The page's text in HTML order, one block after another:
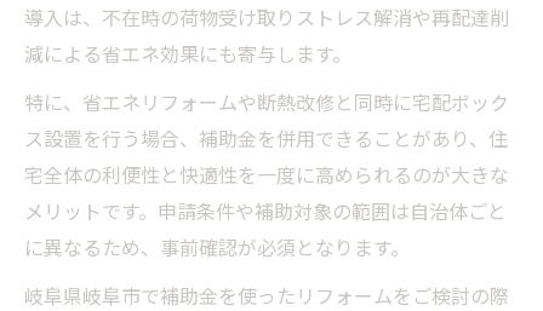
導入は、不在時の荷物受け取りストレス解消や再配達削
減による省エネ効果にも寄与します。
特に、省エネリフォームや断熱改修と同時に宅配ボック
ス設置を行う場合、補助金を併用できることがあり、住
宅全体の利便性と快適性を一度に高められるのが大きな
メリットです。申請条件や補助対象の範囲は自治体ごと
に異なるため、事前確認が必須となります。
岐阜県岐阜市で補助金を使ったリフォームをご検討の際